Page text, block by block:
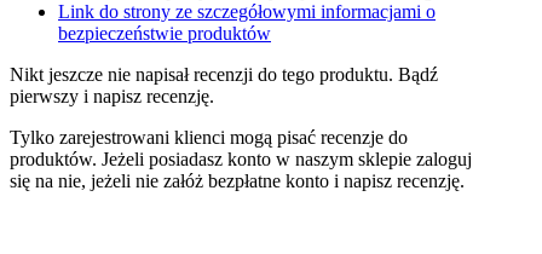
Link do strony ze szczegółowymi informacjami o
bezpieczeństwie produktów
Nikt jeszcze nie napisał recenzji do tego produktu. Bądź
pierwszy i napisz recenzję.
Tylko zarejestrowani klienci mogą pisać recenzje do
produktów. Jeżeli posiadasz konto w naszym sklepie zaloguj
się na nie, jeżeli nie załóż bezpłatne konto i napisz recenzję.